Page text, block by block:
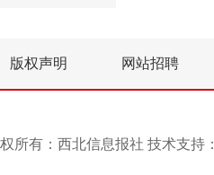
版权声明 网站招聘
有：西北信息报社 技术支持：